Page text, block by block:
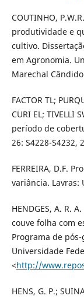
COUTINHO,
produtividade e
cultivo.
em Agronomia.
Marechal
FACTOR TL;
CURI EL; TIVELLI
período de
26: S4228-S4232,
FERREIRA, D.F.
variância. Lavras:
HENDGES, A. R.
couve folha com
Programa de
Universidade
<http://
HENS, G. P.;